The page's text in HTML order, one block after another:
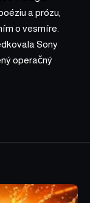
a prózu,
o vesmíre.
Sony
operačný